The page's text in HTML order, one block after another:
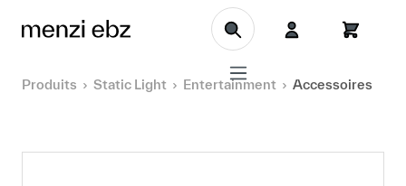
Aller au contenu principal
Produits Static Light Entertainment Accessoires